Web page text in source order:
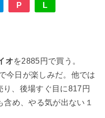
P L
オを2885円で買う。
今日が楽しみだ。他では
り、後場すぐ目に817円
め、やる気が出ない１